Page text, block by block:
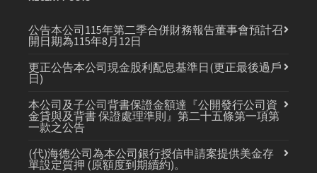
公告本公司115年第二季合併財務報告董事會預計召
開日期為115年8月12日
更正公告本公司現金股利配息基準日(更正最後過戶
日)
本公司及子公司背書保證金額達『公開發行公司資
金貸與及背書 保證處理準則』第二十五條第一項第
一款之公告
(代)海德公司為本公司銀行授信申請案提供美金存
單設定質押 (原額度到期續約)。